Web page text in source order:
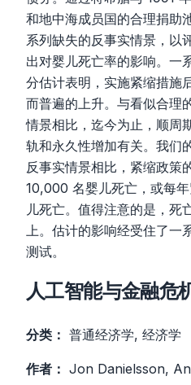
和地中海成员国的合理捐助
系列缺失的反事实情景，以
出对婴儿死亡率的影响。一
分估计表明，实施紧缩措施
而普遍的上升。与看似合理
情景相比，迄今为止，顺周
轨和永久性增加有关。我们
反事实情景相比，紧缩政策
10,000 名婴儿死亡，或每
儿死亡。值得注意的是，死
上。估计的影响经受住了一
测试。
人工智能与金融危
分类： 普通经济学, 经济学
作者： Jon Danielsson,